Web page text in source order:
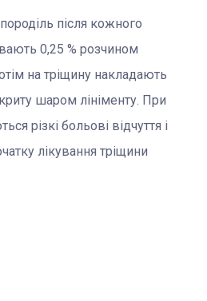
пiсля кожного
0,25 % розчином
на трiщину накладають
шаром лiнiменту. При
рiзкi больовi вiдчуття i
лiкування трiщини